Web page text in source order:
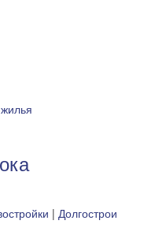
| Долгострои